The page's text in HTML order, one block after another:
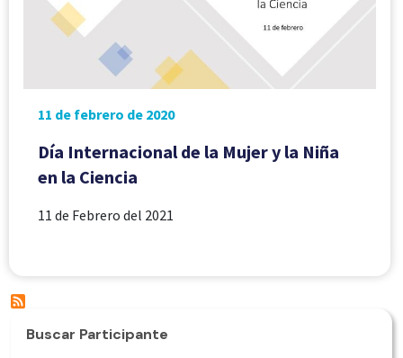
11 de febrero de 2020
Día Internacional de la Mujer y la Niña
en la Ciencia
11 de Febrero del 2021
Buscar Participante